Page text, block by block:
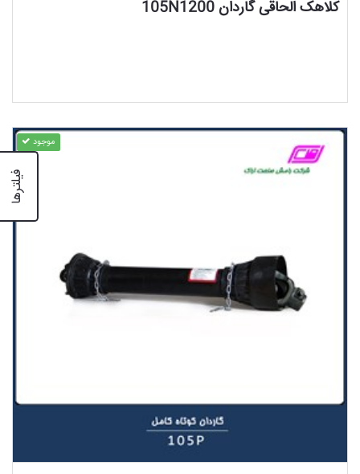
فیلترها
کلاهک الحاقی گاردان 105N1200
موجود